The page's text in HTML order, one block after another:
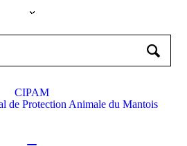
CIPAM
de Protection Animale du Mantois